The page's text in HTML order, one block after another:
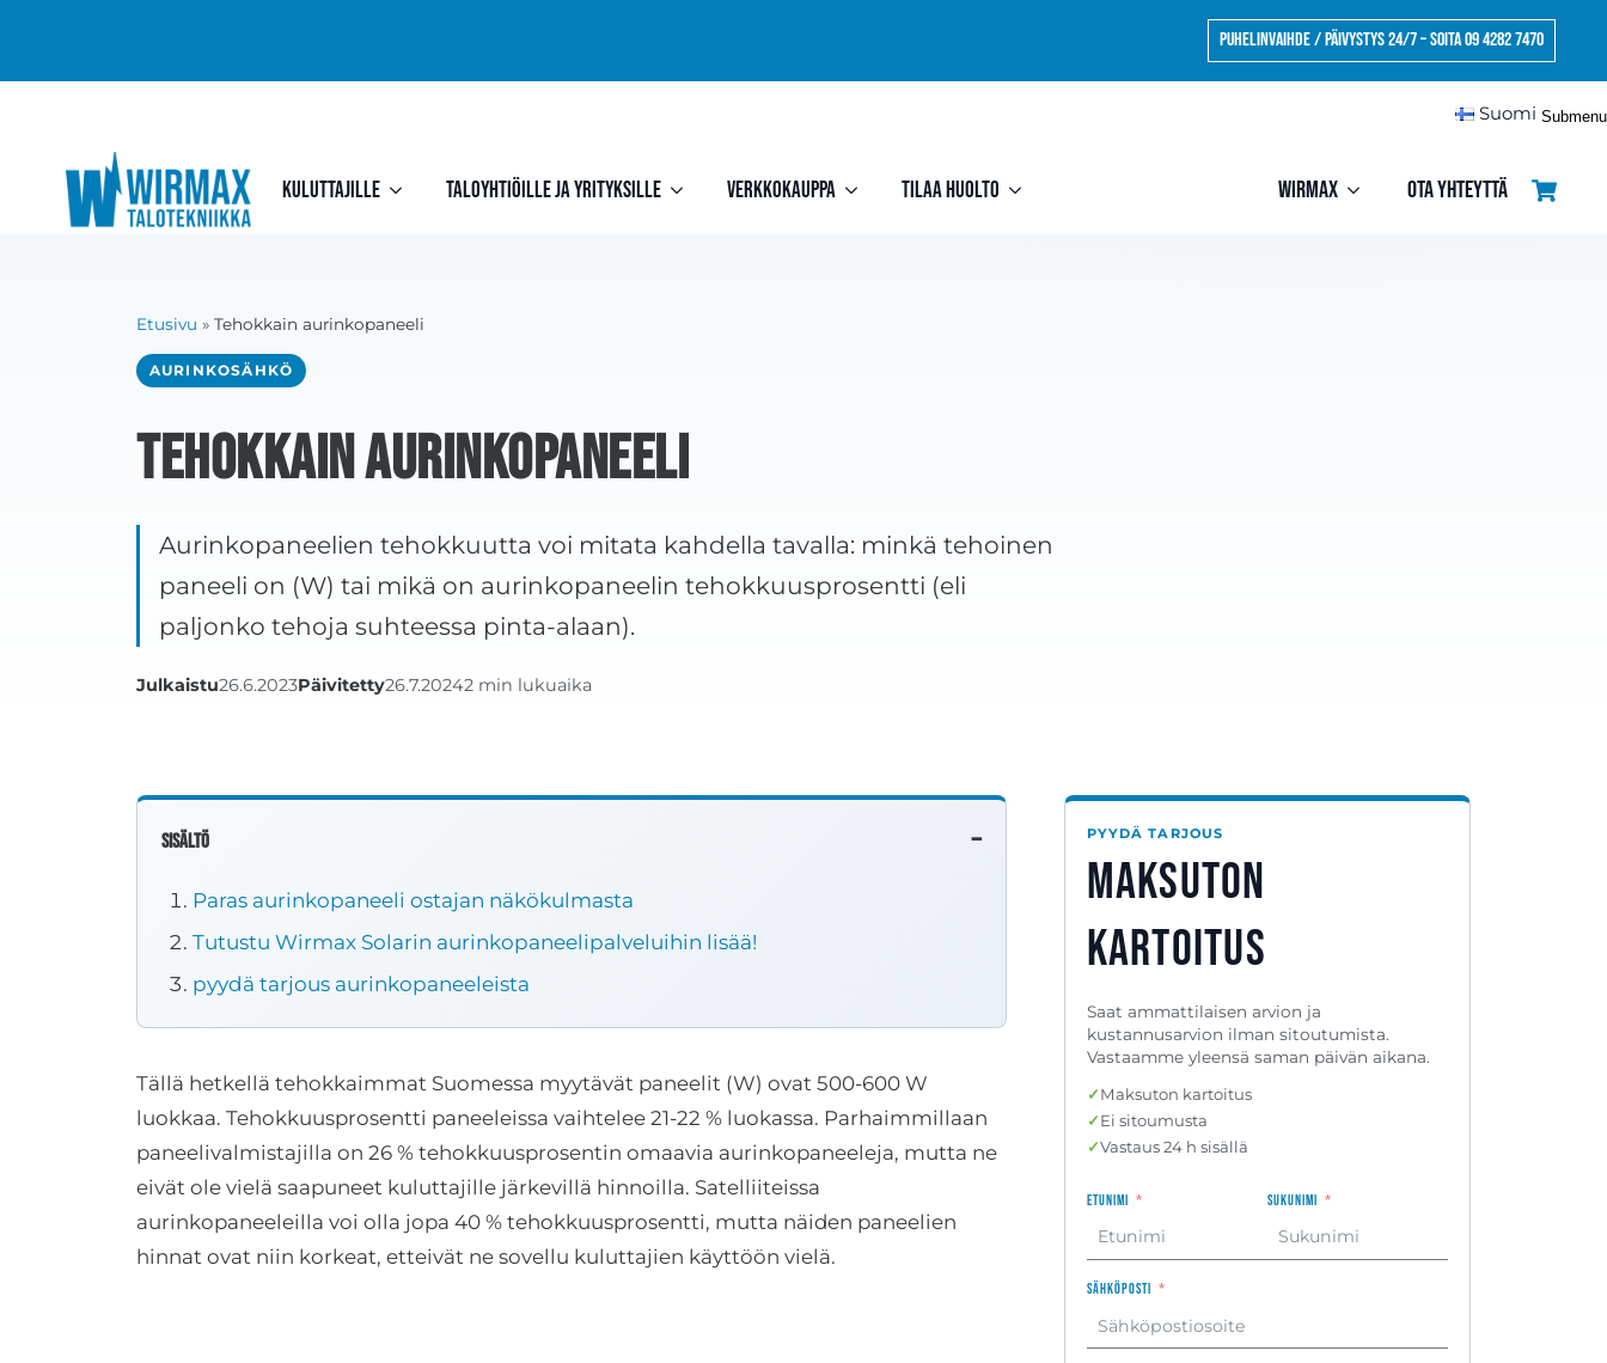
Puhelinvaihde / Päivystys 24/7 – Soita 09 4282 7470
Suomi
Kuluttajille Taloyhtiöille ja yrityksille Verkkokauppa Tilaa huolto Wirmax Ota yhteyttä
Etusivu » Tehokkain aurinkopaneeli
AURINKOSÄHKÖ
Tehokkain aurinkopaneeli
Aurinkopaneelien tehokkuutta voi mitata kahdella tavalla: minkä tehoinen
paneeli on (W) tai mikä on aurinkopaneelin tehokkuusprosentti (eli
paljonko tehoja suhteessa pinta-alaan).
Julkaistu26.6.2023Päivitetty26.7.20242 min lukuaika
Sisältö
Paras aurinkopaneeli ostajan näkökulmasta
Tutustu Wirmax Solarin aurinkopaneelipalveluihin lisää!
pyydä tarjous aurinkopaneeleista
Tällä hetkellä tehokkaimmat Suomessa myytävät paneelit (W) ovat 500-600 W
luokkaa. Tehokkuusprosentti paneeleissa vaihtelee 21-22 % luokassa. Parhaimmillaan
paneelivalmistajilla on 26 % tehokkuusprosentin omaavia aurinkopaneeleja, mutta ne
eivät ole vielä saapuneet kuluttajille järkevillä hinnoilla. Satelliiteissa
aurinkopaneeleilla voi olla jopa 40 % tehokkuusprosentti, mutta näiden paneelien
hinnat ovat niin korkeat, etteivät ne sovellu kuluttajien käyttöön vielä.
PYYDÄ TARJOUS
Maksuton
kartoitus
Saat ammattilaisen arvion ja
kustannusarvion ilman sitoutumista.
Vastaamme yleensä saman päivän aikana.
✓Maksuton kartoitus
✓Ei sitoumusta
✓Vastaus 24 h sisällä
Etunimi Sukunimi
Sähköposti